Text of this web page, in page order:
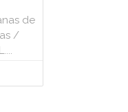
de
/